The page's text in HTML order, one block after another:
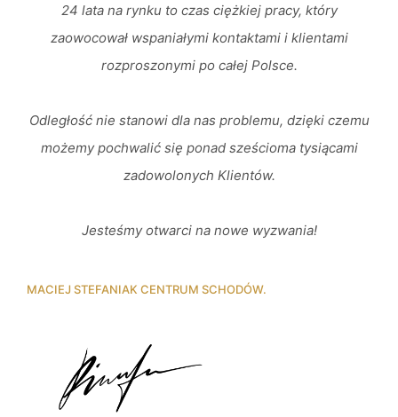
24 lata na rynku to czas ciężkiej pracy, który
zaowocował wspaniałymi kontaktami i klientami
rozproszonymi po całej Polsce.
Odległość nie stanowi dla nas problemu, dzięki czemu
możemy pochwalić się ponad sześcioma tysiącami
zadowolonych Klientów.
Jesteśmy otwarci na nowe wyzwania!
MACIEJ STEFANIAK CENTRUM SCHODÓW.